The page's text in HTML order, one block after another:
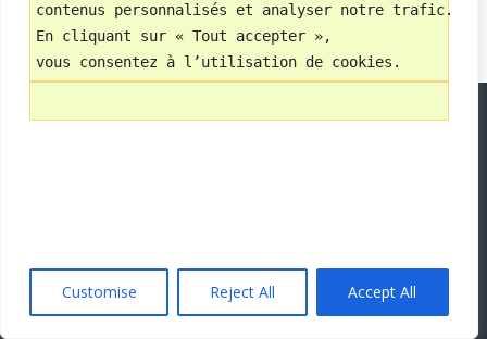
contenus personnalisés et analyser notre trafic.
En cliquant sur « Tout accepter »,
vous consentez à l’utilisation de cookies.
Customise Reject All Accept All